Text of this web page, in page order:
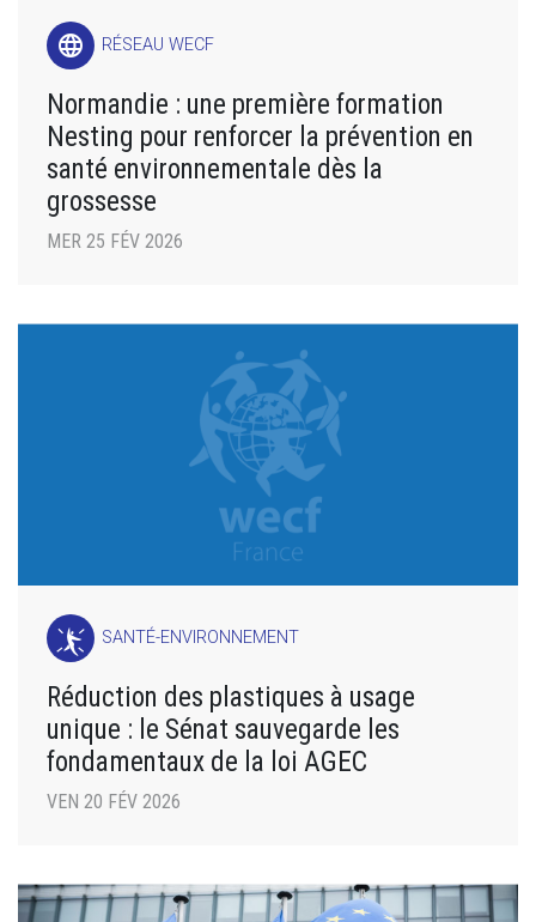
language RÉSEAU WECF
Normandie : une première formation
Nesting pour renforcer la prévention en
santé environnementale dès la
grossesse
MER 25 FÉV 2026
SANTÉ-ENVIRONNEMENT
Réduction des plastiques à usage
unique : le Sénat sauvegarde les
fondamentaux de la loi AGEC
VEN 20 FÉV 2026